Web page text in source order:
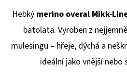
Hebký merino overal Mikk-
batolata. Vyroben z
mulesingu – hřeje, dýchá a
ideální jako vnější nebo
B
J